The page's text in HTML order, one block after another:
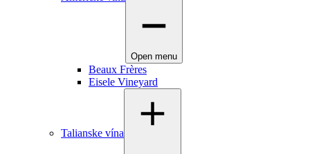
Open menu
Beaux Frères
Eisele Vineyard
Talianske vína